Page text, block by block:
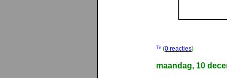
(0 reacties)
maandag, 10